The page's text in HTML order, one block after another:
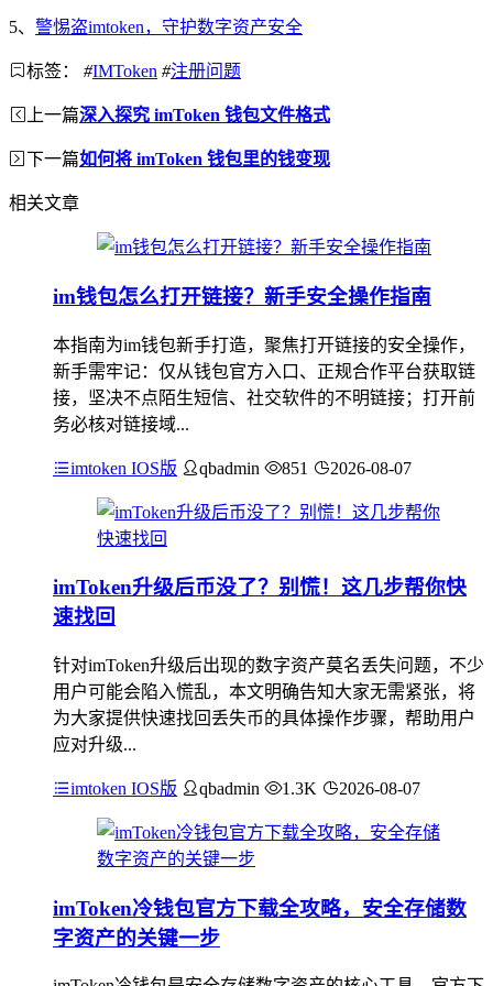
5、 警惕盗imtoken，守护数字资产安全
标签： #IMToken #注册问题
上一篇深入探究 imToken 钱包文件格式
下一篇如何将 imToken 钱包里的钱变现
相关文章
im钱包怎么打开链接？新手安全操作指南
本指南为im钱包新手打造，聚焦打开链接的安全操作，
新手需牢记：仅从钱包官方入口、正规合作平台获取链
接，坚决不点陌生短信、社交软件的不明链接；打开前
务必核对链接域...
imtoken IOS版 qbadmin 851 2026-08-07
imToken升级后币没了？别慌！这几步帮你快
速找回
针对imToken升级后出现的数字资产莫名丢失问题，不少
用户可能会陷入慌乱，本文明确告知大家无需紧张，将
为大家提供快速找回丢失币的具体操作步骤，帮助用户
应对升级...
imtoken IOS版 qbadmin 1.3K 2026-08-07
imToken冷钱包官方下载全攻略，安全存储数
字资产的关键一步